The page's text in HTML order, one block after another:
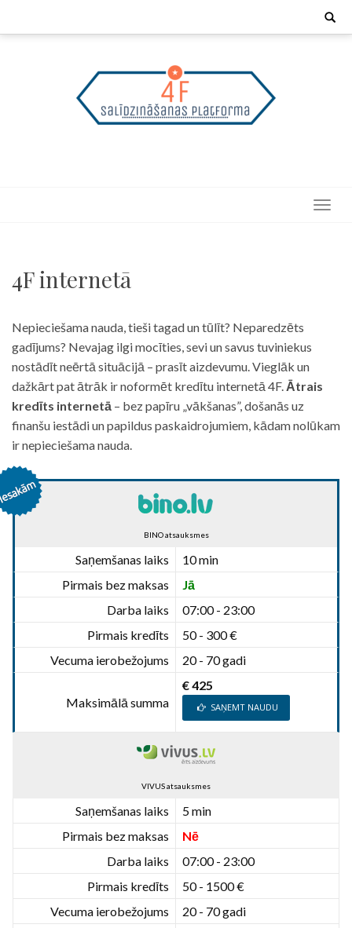
Search
4F internetā
Nepieciešama nauda, tieši tagad un tūlīt? Neparedzēts
gadījums? Nevajag ilgi mocīties, sevi un savus tuviniekus
nostādīt neērtā situācijā – prasīt aizdevumu. Vieglāk un
dažkārt pat ātrāk ir noformēt kredītu internetā 4F. Ātrais
kredīts internetā – bez papīru „vākšanas”, došanās uz
finanšu iestādi un papildus paskaidrojumiem, kādam nolūkam
ir nepieciešama nauda.
BINO atsauksmes
Saņemšanas laiks
10 min
Pirmais bez maksas
Jā
Darba laiks
07:00 - 23:00
Pirmais kredīts
50 - 300 €
Vecuma ierobežojums
20 - 70 gadi
Maksimālā summa
€ 425
SAŅEMT NAUDU
VIVUS atsauksmes
Saņemšanas laiks
5 min
Pirmais bez maksas
Nē
Darba laiks
07:00 - 23:00
Pirmais kredīts
50 - 1500 €
Vecuma ierobežojums
20 - 70 gadi